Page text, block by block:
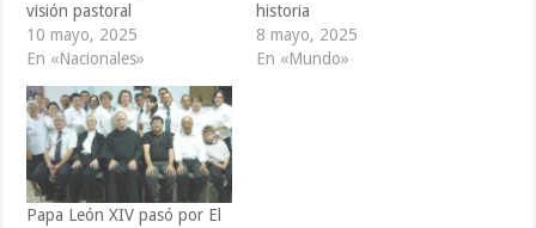
visión pastoral
10 mayo, 2025
En «Nacionales»
historia
8 mayo, 2025
En «Mundo»
Papa León XIV pasó por El